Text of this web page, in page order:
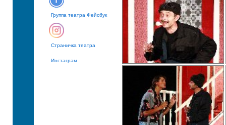
Группа театра Фейсбук
Страничка театра
Инстаграм